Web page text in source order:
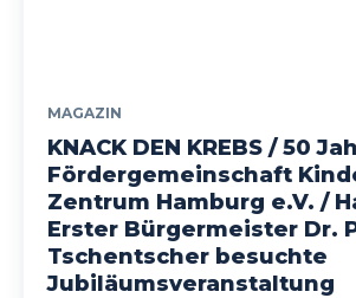
MAGAZIN
KNACK DEN KREBS / 50
Fördergemeinschaft
Zentrum Hamburg e.V. /
Erster Bürgermeister Dr.
Tschentscher besuchte
Jubiläumsveranstaltung